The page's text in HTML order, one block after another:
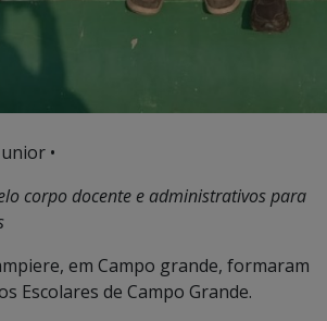
•
corpo docente e administrativos para
em Campo grande, formaram
Escolares de Campo Grande.